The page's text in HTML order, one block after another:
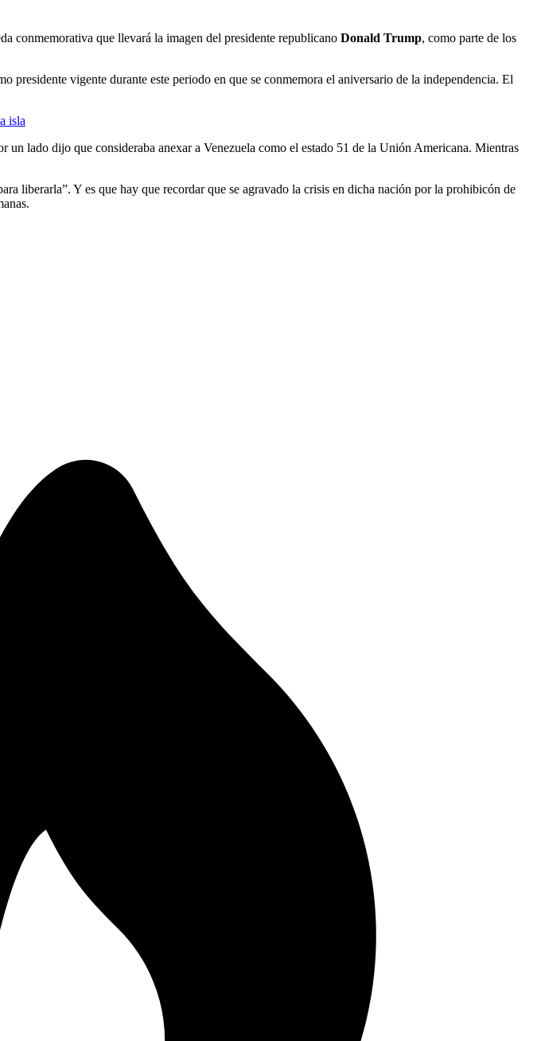
conmemorativa que llevará la imagen del presidente republicano Donald Trump, como parte de los
vigente durante este periodo en que se conmemora el aniversario de la independencia. El
isla
lado dijo que consideraba anexar a Venezuela como el estado 51 de la Unión Americana. Mientras
liberarla”. Y es que hay que recordar que se agravado la crisis en dicha nación por la prohibicón de